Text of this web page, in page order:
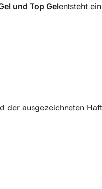
und Top Gelentsteht ein
der ausgezeichneten